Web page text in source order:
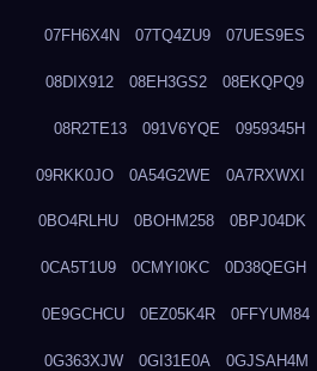
07FH6X4N 07TQ4ZU9 07UES9ES
08DIX912 08EH3GS2 08EKQPQ9
08R2TE13 091V6YQE 0959345H
09RKK0JO 0A54G2WE 0A7RXWXI
0BO4RLHU 0BOHM258 0BPJ04DK
0CA5T1U9 0CMYI0KC 0D38QEGH
0E9GCHCU 0EZ05K4R 0FFYUM84
0G363XJW 0GI31E0A 0GJSAH4M